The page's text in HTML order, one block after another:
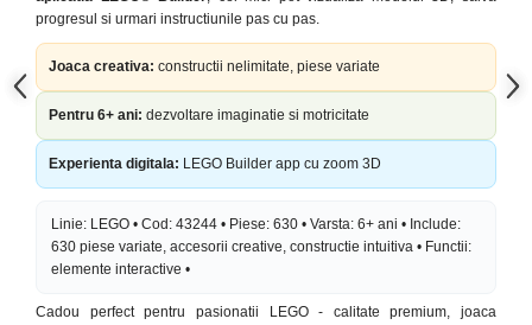
progresul si urmari instructiunile pas cu pas.
Joaca creativa: constructii nelimitate, piese variate
Pentru 6+ ani: dezvoltare imaginatie si motricitate
Experienta digitala: LEGO Builder app cu zoom 3D
Linie: LEGO • Cod: 43244 • Piese: 630 • Varsta: 6+ ani • Include:
630 piese variate, accesorii creative, constructie intuitiva • Functii:
elemente interactive •
Cadou perfect pentru pasionatii LEGO - calitate premium, joaca